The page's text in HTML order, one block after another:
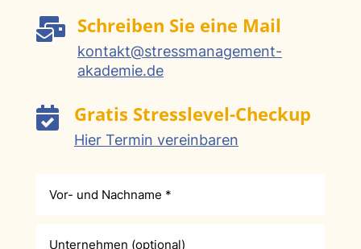
 Schreiben Sie eine Mail
kontakt@stressmanagement-
akademie.de
 Gratis Stresslevel-Checkup
Hier Termin vereinbaren